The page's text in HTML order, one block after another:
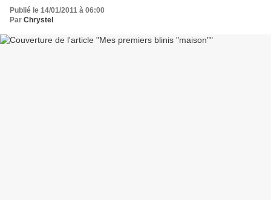
Publié le 14/01/2011 à 06:00
Par Chrystel